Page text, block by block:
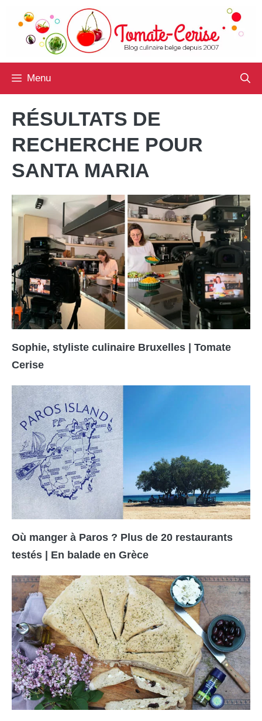
contenu
Menu
RÉSULTATS DE
RECHERCHE POUR
SANTA MARIA
Sophie, styliste culinaire Bruxelles | Tomate
Cerise
Où manger à Paros ? Plus de 20 restaurants
testés | En balade en Grèce